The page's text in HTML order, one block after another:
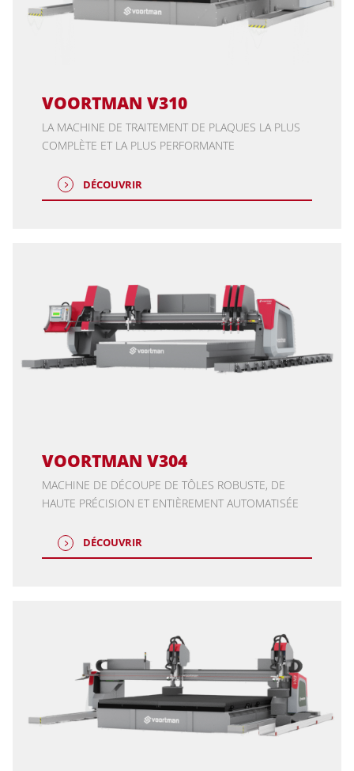
VOORTMAN V310
LA MACHINE DE TRAITEMENT DE PLAQUES LA PLUS
COMPLÈTE ET LA PLUS PERFORMANTE
DÉCOUVRIR
VOORTMAN V304
MACHINE DE DÉCOUPE DE TÔLES ROBUSTE, DE
HAUTE PRÉCISION ET ENTIÈREMENT AUTOMATISÉE
DÉCOUVRIR